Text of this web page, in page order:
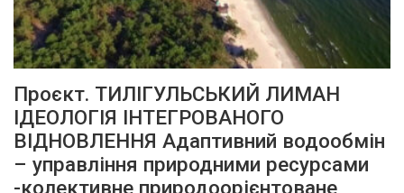
Проєкт. ТИЛІГУЛЬСЬКИЙ ЛИМАН
ІДЕОЛОГІЯ ІНТЕГРОВАНОГО
ВІДНОВЛЕННЯ Адаптивний водообмін
– управління природними ресурсами
-колективне природоорієнтоване